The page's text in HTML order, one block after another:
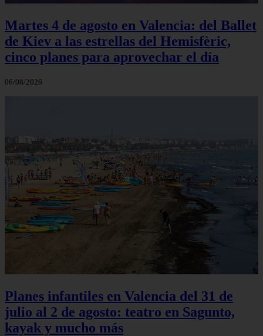
Martes 4 de agosto en Valencia: del Ballet
de Kiev a las estrellas del Hemisfèric,
cinco planes para aprovechar el día
06/08/2026
Planes infantiles en Valencia del 31 de
julio al 2 de agosto: teatro en Sagunto,
kayak y mucho más